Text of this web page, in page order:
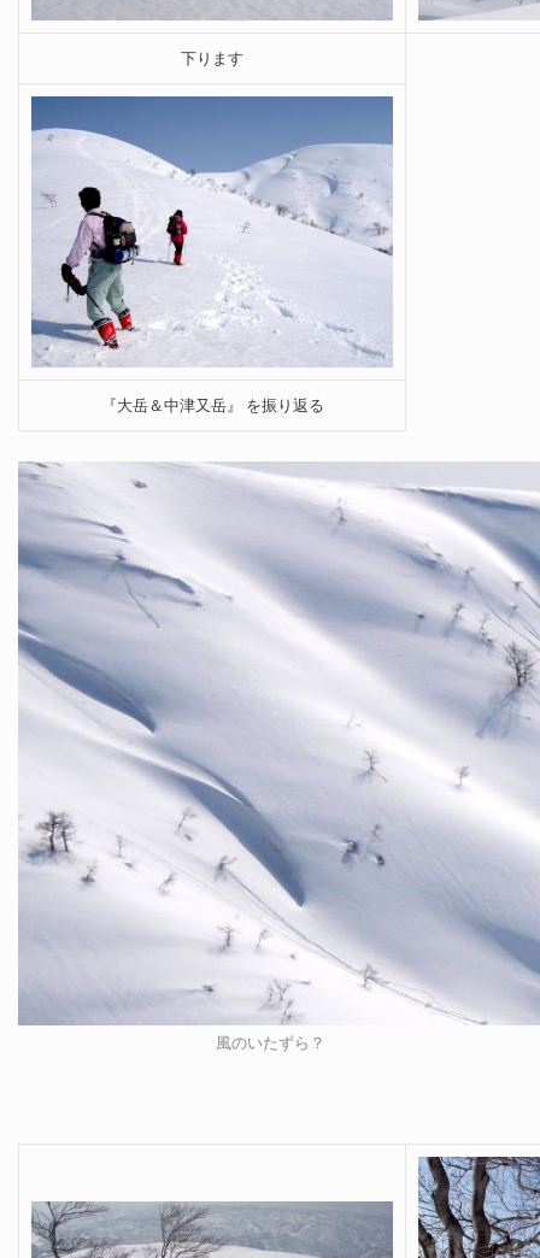
下ります
『大岳＆中津又岳』 を振り返る
風のいたずら？